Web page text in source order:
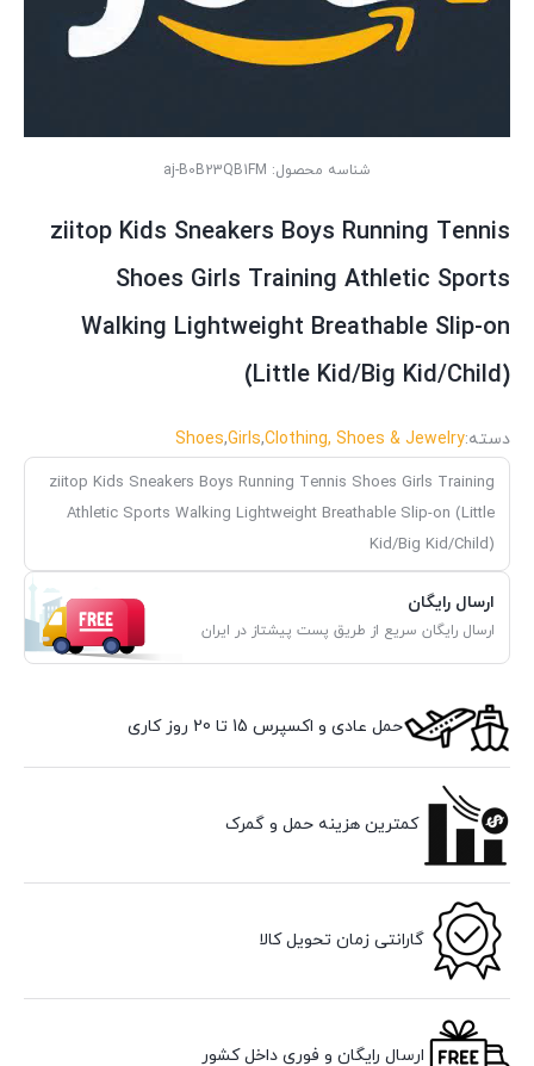
شناسه محصول: aj-B0B23QB1FM
ziitop Kids Sneakers Boys Running Tennis
Shoes Girls Training Athletic Sports
Walking Lightweight Breathable Slip-on
(Little Kid/Big Kid/Child)
دسته:Clothing, Shoes & Jewelry
,
Girls
,
Shoes
ziitop Kids Sneakers Boys Running Tennis Shoes Girls Training
Athletic Sports Walking Lightweight Breathable Slip-on (Little
Kid/Big Kid/Child)
ارسال رایگان
ارسال رایگان سریع از طریق پست پیشتاز در ایران
حمل عادی و اکسپرس 15 تا 20 روز کاری
کمترین هزینه حمل و گمرک
گارانتی زمان تحویل کالا
ارسال رایگان و فوری داخل کشور